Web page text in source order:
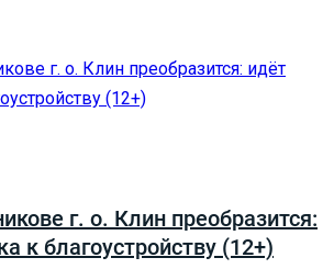
г. о. Клин преобразится:
к благоустройству (12+)